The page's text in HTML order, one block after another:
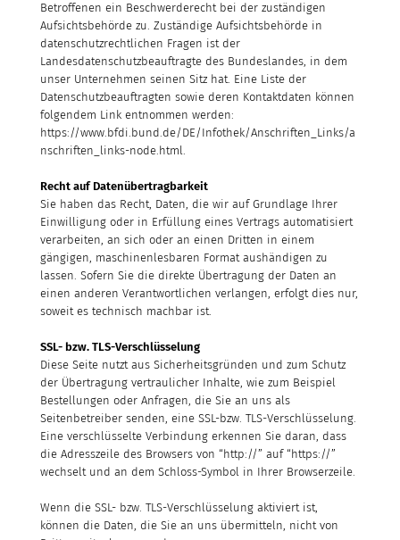
Betroffenen ein Beschwerderecht bei der zuständigen
Aufsichtsbehörde zu. Zuständige Aufsichtsbehörde in
datenschutzrechtlichen Fragen ist der
Landesdatenschutzbeauftragte des Bundeslandes, in dem
unser Unternehmen seinen Sitz hat. Eine Liste der
Datenschutzbeauftragten sowie deren Kontaktdaten können
folgendem Link entnommen werden:
https://www.bfdi.bund.de/DE/Infothek/Anschriften_Links/a
nschriften_links-node.html.
Recht auf Datenübertragbarkeit
Sie haben das Recht, Daten, die wir auf Grundlage Ihrer
Einwilligung oder in Erfüllung eines Vertrags automatisiert
verarbeiten, an sich oder an einen Dritten in einem
gängigen, maschinenlesbaren Format aushändigen zu
lassen. Sofern Sie die direkte Übertragung der Daten an
einen anderen Verantwortlichen verlangen, erfolgt dies nur,
soweit es technisch machbar ist.
SSL- bzw. TLS-Verschlüsselung
Diese Seite nutzt aus Sicherheitsgründen und zum Schutz
der Übertragung vertraulicher Inhalte, wie zum Beispiel
Bestellungen oder Anfragen, die Sie an uns als
Seitenbetreiber senden, eine SSL-bzw. TLS-Verschlüsselung.
Eine verschlüsselte Verbindung erkennen Sie daran, dass
die Adresszeile des Browsers von “http://” auf “https://”
wechselt und an dem Schloss-Symbol in Ihrer Browserzeile.
Wenn die SSL- bzw. TLS-Verschlüsselung aktiviert ist,
können die Daten, die Sie an uns übermitteln, nicht von